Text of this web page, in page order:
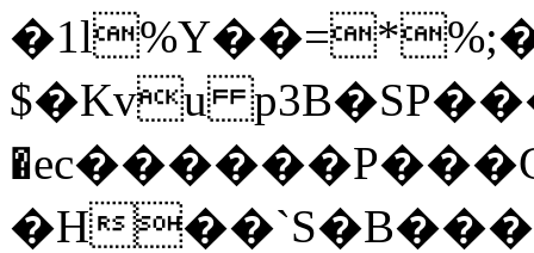
$�Kvu
�H